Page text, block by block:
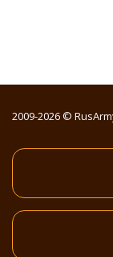
2009-2026 ©